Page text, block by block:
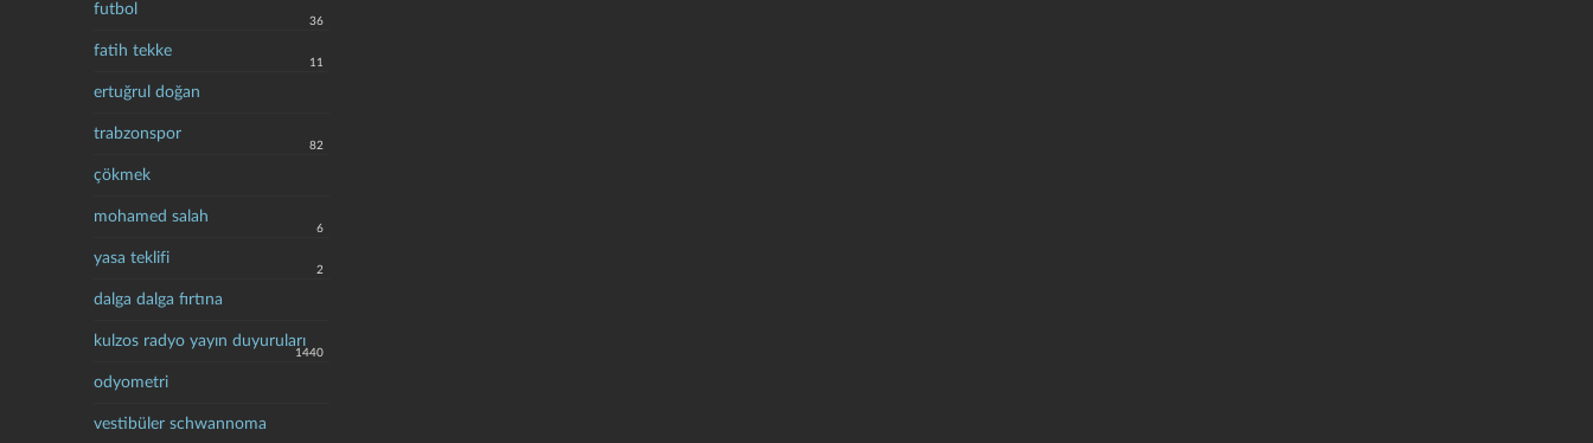
futbol
36
fatih tekke
11
ertuğrul doğan
trabzonspor
82
çökmek
mohamed salah
6
yasa teklifi
2
dalga dalga fırtına
kulzos radyo yayın duyuruları
1440
odyometri
vestibüler schwannoma